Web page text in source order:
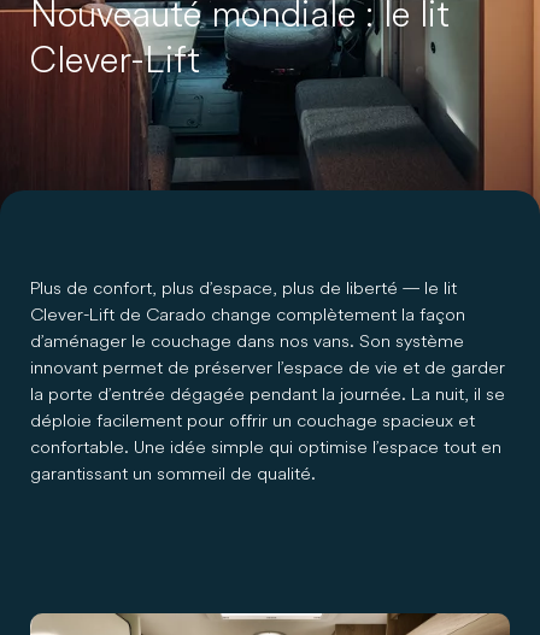
Nouveauté mondiale : le lit
Clever-Lift
Plus de confort, plus d’espace, plus de liberté — le lit
Clever-Lift de Carado change complètement la façon
d’aménager le couchage dans nos vans. Son système
innovant permet de préserver l’espace de vie et de garder
la porte d’entrée dégagée pendant la journée. La nuit, il se
déploie facilement pour offrir un couchage spacieux et
confortable. Une idée simple qui optimise l’espace tout en
garantissant un sommeil de qualité.